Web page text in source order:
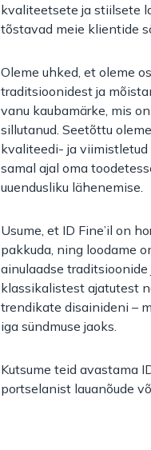
kvaliteetsete ja stiilsete
tõstavad meie klientide
Oleme uhked, et oleme
traditsioonidest ja
vanu kaubamärke, mis
sillutanud. Seetõttu
kvaliteedi- ja viimistletud
samal ajal oma
uuendusliku lähenemise.
Usume, et ID Fine’il on
pakkuda, ning loodame
ainulaadse traditsioonide
klassikalistest ajatutest
trendikate disainideni –
iga sündmuse jaoks.
Kutsume teid avastama
portselanist lauanõude